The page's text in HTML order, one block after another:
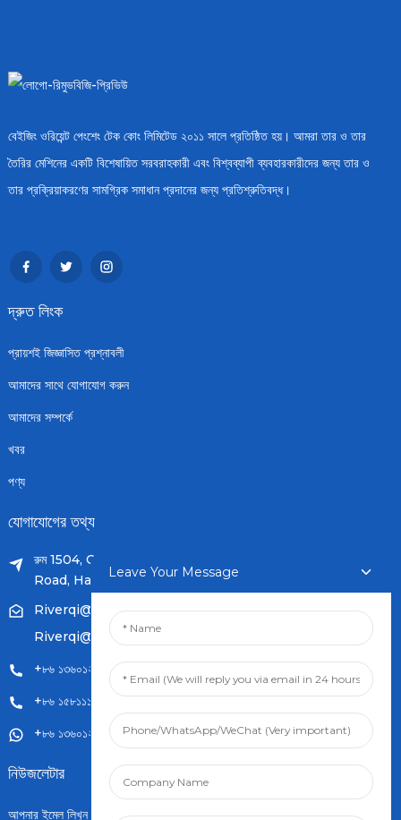
বেইজিং ওরিয়েন্ট পেংশেং টেক কোং লিমিটেড ২০১১ সালে প্রতিষ্ঠিত হয়। আমরা তার ও তার
তৈরির মেশিনের একটি বিশেষায়িত সরবরাহকারী এবং বিশ্বব্যাপী ব্যবহারকারীদের জন্য তার ও
তার প্রক্রিয়াকরণের সামগ্রিক সমাধান প্রদানের জন্য প্রতিশ্রুতিবদ্ধ।
দ্রুত লিংক
প্রায়শই জিজ্ঞাসিত প্রশ্নাবলী
আমাদের সাথে যোগাযোগ করুন
আমাদের সম্পর্কে
খবর
পণ্য
যোগাযোগের তথ্য
রুম 1504, C1 বিল্ডিং, Yicheng কেন্দ্র নং.11, Changchunqiao
Road, Haidian, Beijing PR, China. 100089
Riverqi@weldingwiremachine.com
Riverqi@vip.126.com
+৮৬ ১৩৬০১২৪৯২৫২
+৮৬ ১৫৮১১১২১৭৯৬
+৮৬ ১৩৬০১২৪৯২৫২
নিউজলেটার
আপনার ইমেল লিখুন এবং আমরা আপনাকে সর্বশেষ তথ্য পরিকল্পনা পাঠাবো।
Leave Your Message